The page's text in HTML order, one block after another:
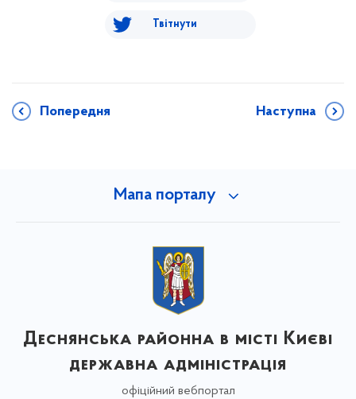
Твітнути
Попередня Наступна
Мапа порталу
Деснянська районна в місті Києві
державна адміністрація
офіційний вебпортал